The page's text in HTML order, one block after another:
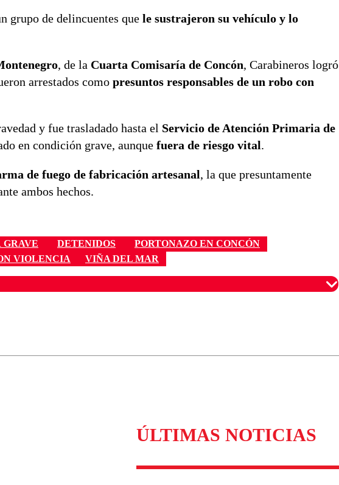
grupo de delincuentes que le sustrajeron su vehículo y lo
, de la Cuarta Comisaría de Concón, Carabineros logró
arrestados como presuntos responsables de un robo con
y fue trasladado hasta el Servicio de Atención Primaria de
en condición grave, aunque fuera de riesgo vital.
de fuego de fabricación artesanal, la que presuntamente
ambos hechos.
GRAVE DETENIDOS
PORTONAZO EN CONCÓN
VIOLENCIA
VIÑA DEL MAR
ÚLTIMAS NOTICIAS